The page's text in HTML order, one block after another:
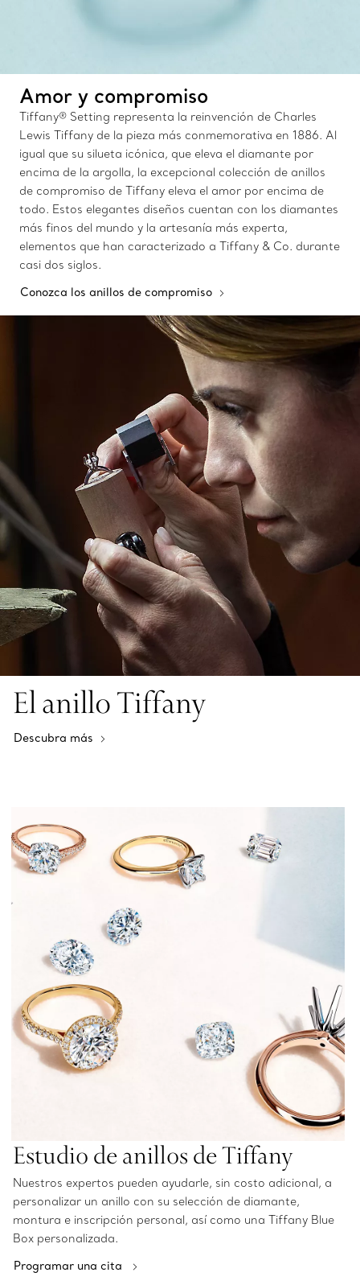
Amor y compromiso
Tiffany® Setting representa la reinvención de Charles
Lewis Tiffany de la pieza más conmemorativa en 1886. Al
igual que su silueta icónica, que eleva el diamante por
encima de la argolla, la excepcional colección de anillos
de compromiso de Tiffany eleva el amor por encima de
todo. Estos elegantes diseños cuentan con los diamantes
más finos del mundo y la artesanía más experta,
elementos que han caracterizado a Tiffany & Co. durante
casi dos siglos.
Conozca los anillos de compromiso
El anillo Tiffany
Descubra más
Estudio de anillos de Tiffany
Nuestros expertos pueden ayudarle, sin costo adicional, a
personalizar un anillo con su selección de diamante,
montura e inscripción personal, así como una Tiffany Blue
Box personalizada.
Programar una cita